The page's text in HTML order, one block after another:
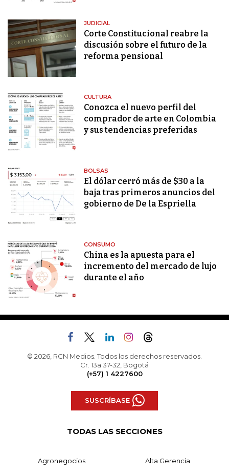
JUDICIAL
Corte Constitucional reabre la
discusión sobre el futuro de la
reforma pensional
CULTURA
Conozca el nuevo perfil del
comprador de arte en Colombia
y sus tendencias preferidas
BOLSAS
El dólar cerró más de $30 a la
baja tras primeros anuncios del
gobierno de De la Espriella
CONSUMO
China es la apuesta para el
incremento del mercado de lujo
durante el año
© 2026, RCN Medios. Todos los derechos reservados.
Cr. 13a 37-32, Bogotá
(+57) 1 4227600
SUSCRÍBASE
TODAS LAS SECCIONES
Agronegocios Alta Gerencia